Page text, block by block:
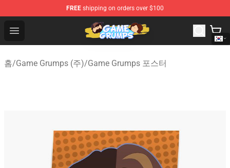
FREE shipping on orders over $100
Open menu
Game Grumps Shop - Official Game Grumps
홈/Game Grumps (주)/Game Grumps 포스터